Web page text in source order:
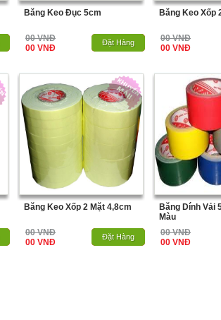
Băng Keo Đục 5cm
00 VNĐ
00 VNĐ
Hết Hàng
Đặt Hàng
Băng Keo Xốp
00 VNĐ
00 VNĐ
Băng Keo Xốp 2 Mặt 4,8cm
00 VNĐ
00 VNĐ
Hết Hàng
Đặt Hàng
Băng Dính Vải
Màu
00 VNĐ
00 VNĐ